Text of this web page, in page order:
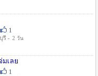
1
รี - 2 วัน
เลย
1